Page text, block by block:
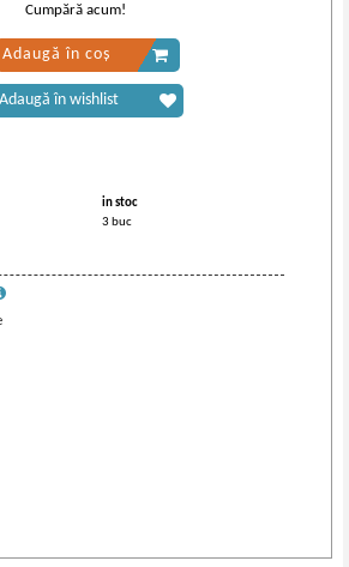
in stoc
3 buc
Cumpără acum!
Adaugă în coș
Adaugă în wishlist